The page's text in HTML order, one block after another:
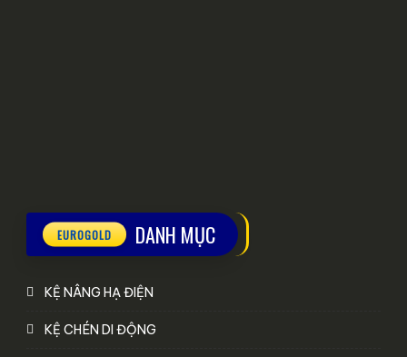
DANH MỤC
KỆ NÂNG HẠ ĐIỆN
KỆ CHÉN DI ĐỘNG